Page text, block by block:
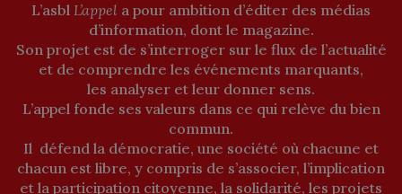
L’asbl L’appel a pour ambition d’éditer des médias
d’information, dont le magazine.
Son projet est de s’interroger sur le flux de l’actualité
et de comprendre les événements marquants,
les analyser et leur donner sens.
L’appel fonde ses valeurs dans ce qui relève du bien
commun.
Il défend la démocratie, une société où chacune et
chacun est libre, y compris de s’associer, l’implication
et la participation citoyenne, la solidarité, les projets